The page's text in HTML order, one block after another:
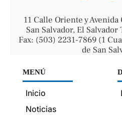
11 Calle Oriente y
San Salvador, El
Fax: (503) 2231-7869 (1
de San
MENÚ
Inicio
Noticias